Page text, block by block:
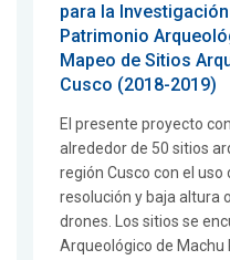
para la
Patrimonio
Mapeo de Sitios
Cusco (2018-2019)
El presente proyecto
alrededor de 50 sitios
región Cusco con el
resolución y baja altura
drones. Los sitios se
Arqueológico de Machu